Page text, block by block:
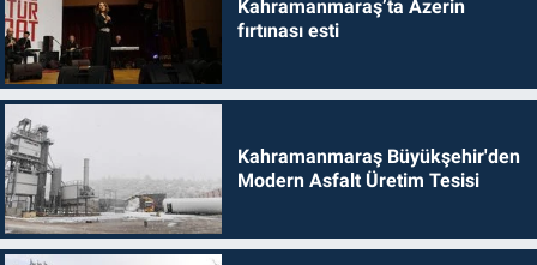
Kahramanmaraş’ta Azerin
fırtınası esti
Kahramanmaraş Büyükşehir'den
Modern Asfalt Üretim Tesisi